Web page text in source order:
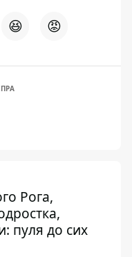
😆 😡
Рога,
пуля до сих